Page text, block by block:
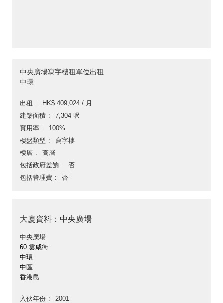
中央廣場寫字樓租單位出租
中環
出租
HK$ 409,024 / 月
建築面積
7,304 呎
實用率
100%
樓盤類型
寫字樓
樓層
高層
包括政府差餉
否
包括管理費
否
大廈資料：中央廣場
中央廣場
60 雲咸街
中環
中區
香港島
入伙年份
2001